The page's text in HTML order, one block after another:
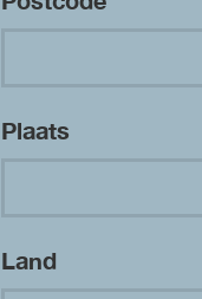
Plaats
Land